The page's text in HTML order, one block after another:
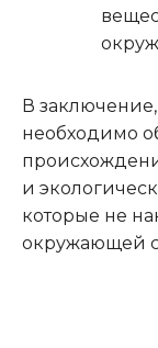
В
необходимо
и
которые не
окружающей